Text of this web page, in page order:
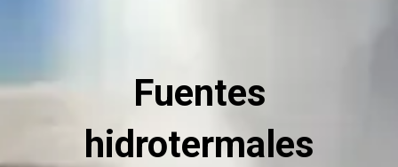
Fuentes
hidrotermales